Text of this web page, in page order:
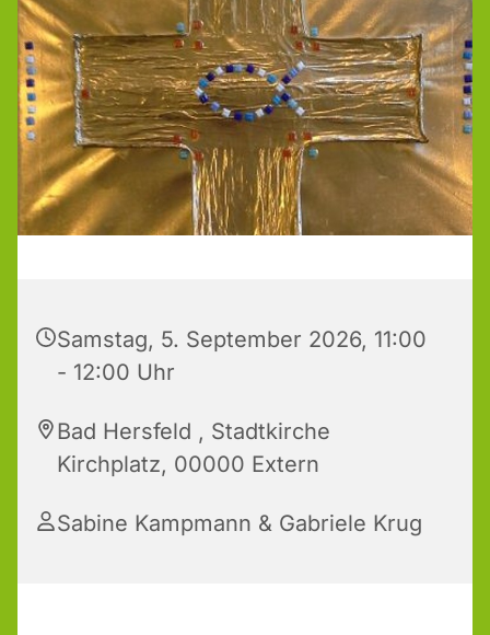
Samstag, 5. September 2026, 11:00
- 12:00 Uhr
Bad Hersfeld , Stadtkirche
Kirchplatz, 00000 Extern
Sabine Kampmann & Gabriele Krug